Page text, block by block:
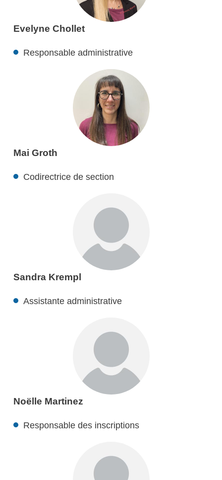
Evelyne Chollet
Responsable administrative
Mai Groth
Codirectrice de section
Sandra Krempl
Assistante administrative
Noëlle Martinez
Responsable des inscriptions